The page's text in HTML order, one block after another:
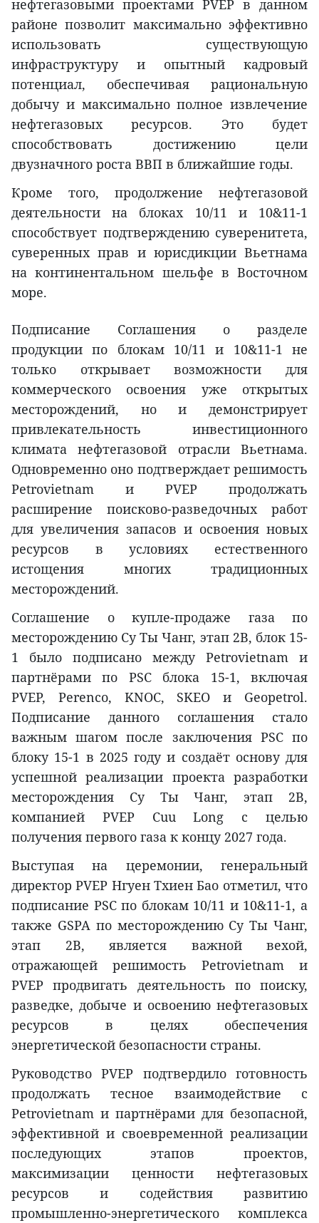
нефтегазовыми проектами PVEP в данном
районе позволит максимально эффективно
использовать существующую
инфраструктуру и опытный кадровый
потенциал, обеспечивая рациональную
добычу и максимально полное извлечение
нефтегазовых ресурсов. Это будет
способствовать достижению цели
двузначного роста ВВП в ближайшие годы.
Кроме того, продолжение нефтегазовой
деятельности на блоках 10/11 и 10&11-1
способствует подтверждению суверенитета,
суверенных прав и юрисдикции Вьетнама
на континентальном шельфе в Восточном
море.
Подписание Соглашения о разделе
продукции по блокам 10/11 и 10&11-1 не
только открывает возможности для
коммерческого освоения уже открытых
месторождений, но и демонстрирует
привлекательность инвестиционного
климата нефтегазовой отрасли Вьетнама.
Одновременно оно подтверждает решимость
Petrovietnam и PVEP продолжать
расширение поисково-разведочных работ
для увеличения запасов и освоения новых
ресурсов в условиях естественного
истощения многих традиционных
месторождений.
Соглашение о купле-продаже газа по
месторождению Су Ты Чанг, этап 2В, блок 15-
1 было подписано между Petrovietnam и
партнёрами по PSC блока 15-1, включая
PVEP, Perenco, KNOC, SKEO и Geopetrol.
Подписание данного соглашения стало
важным шагом после заключения PSC по
блоку 15-1 в 2025 году и создаёт основу для
успешной реализации проекта разработки
месторождения Су Ты Чанг, этап 2В,
компанией PVEP Cuu Long с целью
получения первого газа к концу 2027 года.
Выступая на церемонии, генеральный
директор PVEP Нгуен Тхиен Бао отметил, что
подписание PSC по блокам 10/11 и 10&11-1, а
также GSPA по месторождению Су Ты Чанг,
этап 2В, является важной вехой,
отражающей решимость Petrovietnam и
PVEP продвигать деятельность по поиску,
разведке, добыче и освоению нефтегазовых
ресурсов в целях обеспечения
энергетической безопасности страны.
Руководство PVEP подтвердило готовность
продолжать тесное взаимодействие с
Petrovietnam и партнёрами для безопасной,
эффективной и своевременной реализации
последующих этапов проектов,
максимизации ценности нефтегазовых
ресурсов и содействия развитию
промышленно-энергетического комплекса